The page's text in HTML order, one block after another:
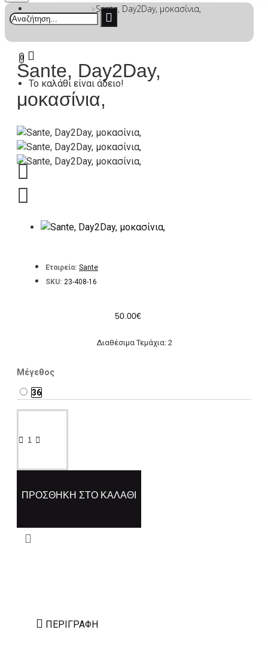
0
Το καλάθι είναι άδειο!
Sante, Day2Day, μοκασίνια,
Sante, Day2Day,
μοκασίνια,
Εταιρεία: Sante
SKU: 23-408-16
50.00€
Διαθέσιμα Τεμάχια: 2
Μέγεθος
36
ΠΡΟΣΘΉΚΗ ΣΤΟ ΚΑΛΆΘΙ
ΠΕΡΙΓΡΑΦΉ